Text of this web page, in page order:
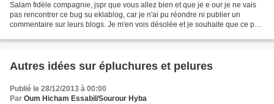
Salam fidèle compagnie, jspr que vous allez bien et que je e our je ne vais
pas rencontrer ce bug su eklablog, car je n'ai pu réondre ni publier un
commentaire sur leurs blogs. Je m'en vois désolée et je souhaite que ce pb
Autres idées sur épluchures et pelures
Publié le 28/12/2013 à 00:00
Par Oum Hicham Essabil/Sourour Hyba